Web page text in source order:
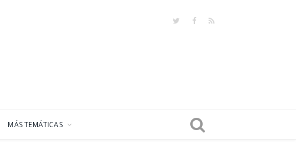
TwitterFacebook
RSS
MÁS TEMÁTICAS